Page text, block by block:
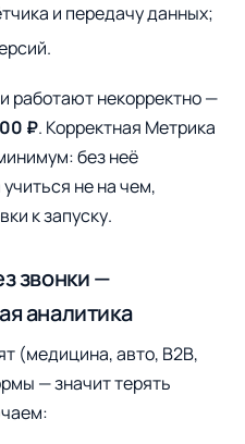
и передачу данных;
работают некорректно —
₽. Корректная Метрика
без неё
не на чем,
к запуску.
звонки —
аналитика
(медицина, авто, B2B,
— значит терять